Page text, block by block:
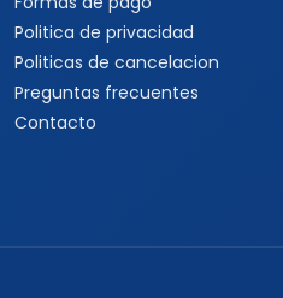
Politica de privacidad
Politicas de cancelacion
Preguntas frecuentes
Contacto